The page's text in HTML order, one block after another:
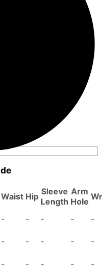
Waist Hip Sleeve
Length
Arm
Hole
- - - -
-
- - - -
-
- - - -
-